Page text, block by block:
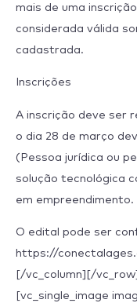
mais de uma
considerada válida
cadastrada.
Inscrições
A inscrição deve ser
o dia 28 de março
(Pessoa jurídica ou
solução tecnológica
em empreendimento.
O edital pode ser
https://
[/vc_column][/
[vc_single_image